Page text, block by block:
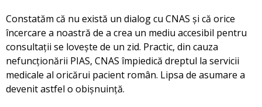
Constatăm că nu există un dialog cu CNAS și că orice
încercare a noastră de a crea un mediu accesibil pentru
consultații se lovește de un zid. Practic, din cauza
nefuncționării PIAS, CNAS împiedică dreptul la servicii
medicale al oricărui pacient român. Lipsa de asumare a
devenit astfel o obișnuință.